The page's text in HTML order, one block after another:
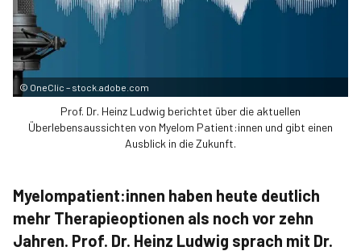
© OneClic – stock.adobe.com
Prof. Dr. Heinz ­Ludwig berichtet über die aktuellen
Überlebensaussichten von Myelom Patient:innen und gibt einen
Ausblick in die Zukunft.
Myelompatient:innen haben heute deutlich
mehr Therapieoptionen als noch vor zehn
Jahren. Prof. Dr. Heinz ­Ludwig sprach mit Dr.